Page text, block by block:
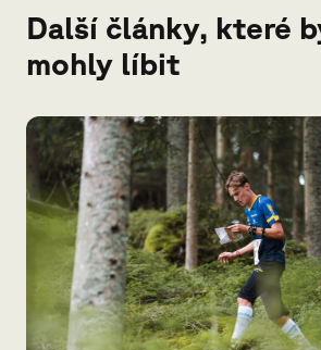
Další články, které
mohly líbit